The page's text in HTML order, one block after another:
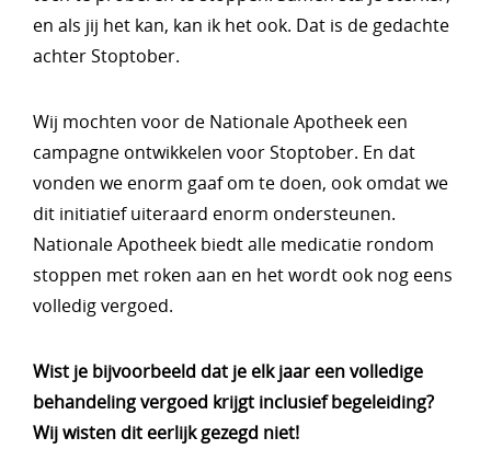
en als jij het kan, kan ik het ook. Dat is de gedachte
achter Stoptober.
Wij mochten voor de Nationale Apotheek een
campagne ontwikkelen voor Stoptober. En dat
vonden we enorm gaaf om te doen, ook omdat we
dit initiatief uiteraard enorm ondersteunen.
Nationale Apotheek biedt alle medicatie rondom
stoppen met roken aan en het wordt ook nog eens
volledig vergoed.
Wist je bijvoorbeeld dat je elk jaar een volledige
behandeling vergoed krijgt inclusief begeleiding?
Wij wisten dit eerlijk gezegd niet!